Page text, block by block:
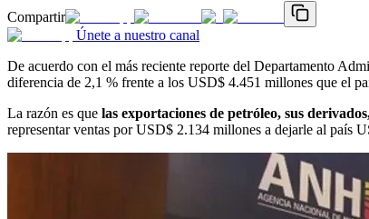
Compartir
Únete a nuestro canal
De acuerdo con el más reciente reporte del Departamento
diferencia de 2,1 % frente a los USD$ 4.451 millones que el
La razón es que las exportaciones de petróleo, sus
representar ventas por USD$ 2.134 millones a dejarle al país